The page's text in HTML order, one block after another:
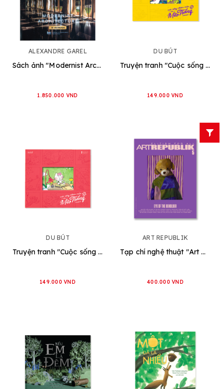
ALEXANDRE GAREL
Sách ảnh "Modernist Architecture" của Alexandre Garel
1.850.000 VND
DU BÚT
Truyện tranh "Cuộc sống nhiệm mầu của Mèo Trắng" Vol2
149.000 VND
DU BÚT
Truyện tranh "Cuộc sống nhiệm mầu của Mèo Trắng" Vol1
149.000 VND
ART REPUBLIK
Tạp chí nghệ thuật "Art Republik Magazine" [EN/VN]
400.000 VND